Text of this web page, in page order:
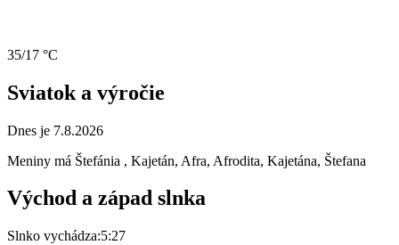
35/17 °C
Sviatok a výročie
Dnes je 7.8.2026
Meniny má Štefánia , Kajetán, Afra, Afrodita, Kajetána, Štefana
Východ a západ slnka
Slnko vychádza:5:27